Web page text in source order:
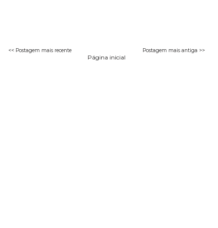
<< Postagem mais recente Postagem mais antiga >>
Página inicial